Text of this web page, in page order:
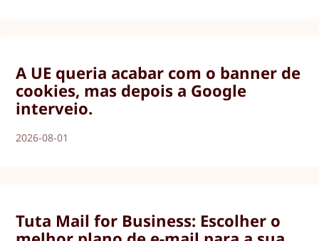
A UE queria acabar com o banner de
cookies, mas depois a Google
interveio.
2026-08-01
Tuta Mail for Business: Escolher o